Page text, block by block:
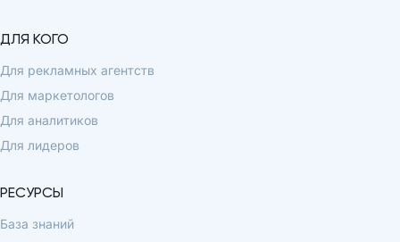
ДЛЯ КОГО
Для рекламных агентств
Для маркетологов
Для аналитиков
Для лидеров
РЕСУРСЫ
База знаний